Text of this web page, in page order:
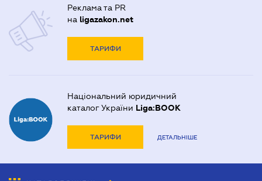
Реклама та PR
на ligazakon.net
ТАРИФИ
Національний юридичний
каталог України Liga:BOOK
ТАРИФИ ДЕТАЛЬНІШЕ